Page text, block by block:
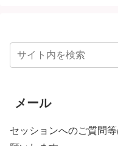
メール
セッションへのご質問